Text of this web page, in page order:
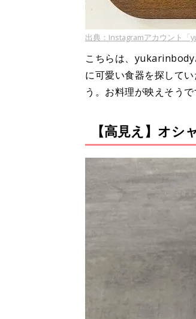
出典：Instagramアカウント「
こちらは、yukarinbody
に可愛い食器を探して
う。お料理が映えそうで
【高見え】オシ